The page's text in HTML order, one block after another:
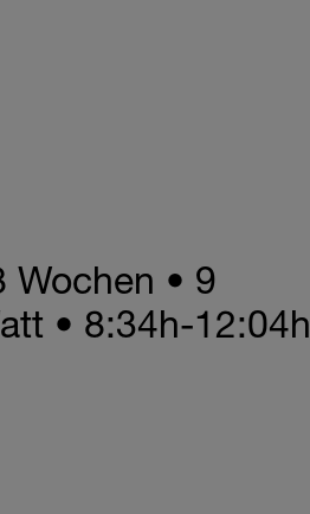
Wochen • 9
• 8:34h-12:04h